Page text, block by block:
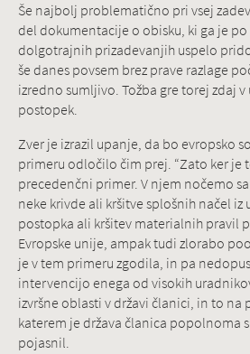
Še najbolj problematično pri vsej
del dokumentacije o obisku, ki ga je po
dolgotrajnih prizadevanjih uspelo
še danes povsem brez prave razlage
izredno sumljivo. Tožba gre torej zdaj v
postopek.
Zver je izrazil upanje, da bo evropsko
primeru odločilo čim prej. “Zato ker je
precedenčni primer. V njem nočemo
neke krivde ali kršitve splošnih načel iz
postopka ali kršitev materialnih pravil
Evropske unije, ampak tudi zlorabo
je v tem primeru zgodila, in pa
intervencijo enega od visokih
izvršne oblasti v državi članici, in to na
katerem je država članica popolnoma
pojasnil.